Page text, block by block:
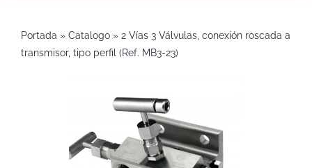
Calidad
Portada » Catalogo» 2 Vías 3 Válvulas, conexión roscada a
transmisor, tipo perfil (Ref. MB3-23)